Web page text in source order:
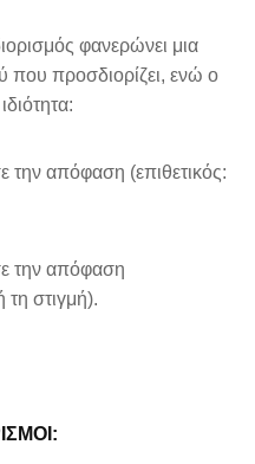
φανερώνει μια
που προσδιορίζει, ενώ ο
την απόφαση (επιθετικός:
την απόφαση
τη στιγμή).